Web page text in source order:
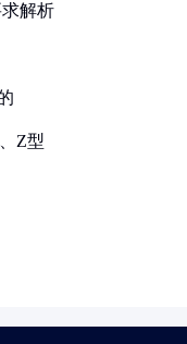
解析
Z型